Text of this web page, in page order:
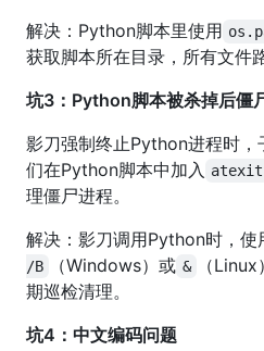
解决：Python脚本里使用
获取脚本所在目录，所有文件
坑3：Python脚本被杀掉后僵
影刀强制终止Python进程时，
们在Python脚本中加入 atexit
理僵尸进程。
解决：影刀调用Python时，使
/B
（Windows）或 &
（
期巡检清理。
坑4：中文编码问题